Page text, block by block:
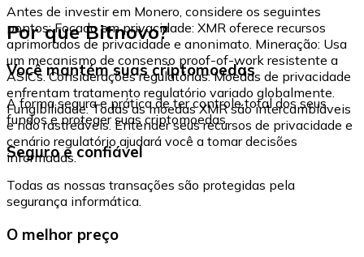
Antes de investir em Monero, considere os seguintes
pontos: Focado em privacidade: XMR oferece recursos
aprimorados de privacidade e anonimato. Mineração: Usa
um mecanismo de consenso proof-of-work resistente a
ASICs. Considerações regulatórias: Moedas de privacidade
enfrentam tratamento regulatório variado globalmente.
Fungibilidade: Todas as moedas XMR são intercambiáveis
e não rastreáveis. Entender seus recursos de privacidade e
cenário regulatório ajudará você a tomar decisões
informadas.
Por que Bitnovo?
Você mantém suas criptomoedas
A forma segura e prática de ter controle total dos seus
fundos e proteger suas criptomoedas.
Seguro e confiável
Todas as nossas transações são protegidas pela
segurança informática.
O melhor preço